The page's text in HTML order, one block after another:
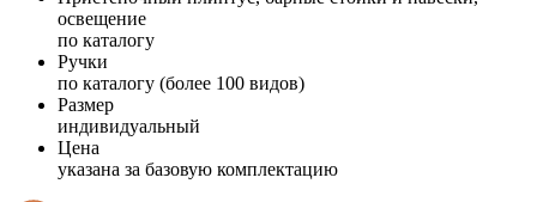
освещение
по каталогу
Ручки
по каталогу (более 100 видов)
Размер
индивидуальный
Цена
указана за базовую комплектацию